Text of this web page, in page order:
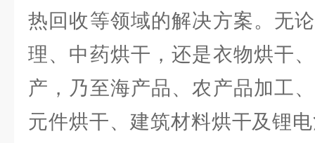
热回收等领域的解决方案。无
理、中药烘干，还是衣物烘干
产，乃至海产品、农产品加工
元件烘干、建筑材料烘干及锂